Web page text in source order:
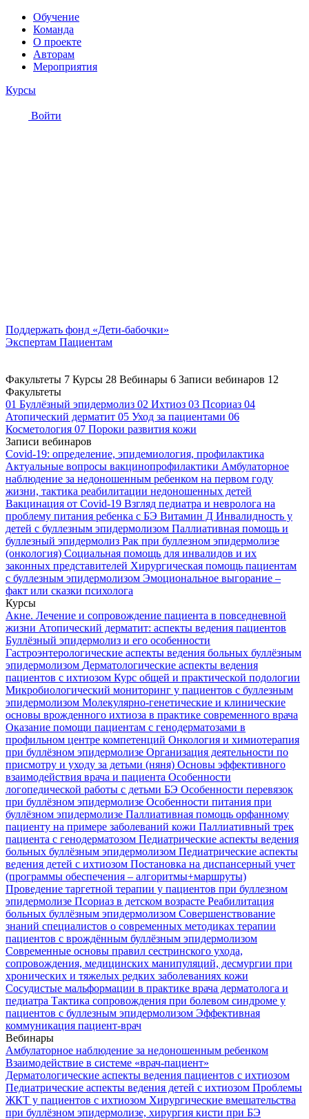
Обучение
Команда
О проекте
Авторам
Мероприятия
Курсы
Войти
Поддержать фонд «Дети-бабочки»
Экспертам Пациентам
Факультеты 7 Курсы 28 Вебинары 6 Записи вебинаров 12
Факультеты
01 Буллёзный эпидермолиз 02 Ихтиоз 03 Псориаз 04
Атопический дерматит 05 Уход за пациентами 06
Косметология 07 Пороки развития кожи
Записи вебинаров
Covid-19: определение, эпидемиология, профилактика
Актуальные вопросы вакцинопрофилактики Амбулаторное
наблюдение за недоношенным ребенком на первом году
жизни, тактика реабилитации недоношенных детей
Вакцинация от Covid-19 Взгляд педиатра и невролога на
проблему питания ребенка с БЭ Витамин Д Инвалидность у
детей с буллезным эпидермолизом Паллиативная помощь и
буллезный эпидермолиз Рак при буллезном эпидермолизе
(онкология) Социальная помощь для инвалидов и их
законных представителей Хирургическая помощь пациентам
с буллезным эпидермолизом Эмоциональное выгорание –
факт или сказки психолога
Курсы
Акне. Лечение и сопровождение пациента в повседневной
жизни Атопический дерматит: аспекты ведения пациентов
Буллёзный эпидермолиз и его особенности
Гастроэнтерологические аспекты ведения больных буллёзным
эпидермолизом Дерматологические аспекты ведения
пациентов с ихтиозом Курс общей и практической подологии
Микробиологический мониторинг у пациентов с буллезным
эпидермолизом Молекулярно-генетические и клинические
основы врожденного ихтиоза в практике современного врача
Оказание помощи пациентам с генодерматозами в
профильном центре компетенций Онкология и химиотерапия
при буллёзном эпидермолизе Организация деятельности по
присмотру и уходу за детьми (няня) Основы эффективного
взаимодействия врача и пациента Особенности
логопедической работы с детьми БЭ Особенности перевязок
при буллёзном эпидермолизе Особенности питания при
буллёзном эпидермолизе Паллиативная помощь орфанному
пациенту на примере заболеваний кожи Паллиативный трек
пациента с генодерматозом Педиатрические аспекты ведения
больных буллёзным эпидермолизом Педиатрические аспекты
ведения детей с ихтиозом Постановка на диспансерный учет
(программы обеспечения – алгоритмы+маршруты)
Проведение таргетной терапии у пациентов при буллезном
эпидермолизе Псориаз в детском возрасте Реабилитация
больных буллёзным эпидермолизом Совершенствование
знаний специалистов о современных методиках терапии
пациентов с врождённым буллёзным эпидермолизом
Современные основы правил сестринского ухода,
сопровождения, медицинских манипуляций, десмургии при
хронических и тяжелых редких заболеваниях кожи
Сосудистые мальформации в практике врача дерматолога и
педиатра Тактика сопровождения при болевом синдроме у
пациентов с буллезным эпидермолизом Эффективная
коммуникация пациент-врач
Вебинары
Амбулаторное наблюдение за недоношенным ребенком
Взаимодействие в системе «врач-пациент»
Дерматологические аспекты ведения пациентов с ихтиозом
Педиатрические аспекты ведения детей с ихтиозом Проблемы
ЖКТ у пациентов с ихтиозом Хирургические вмешательства
при буллёзном эпидермолизе, хирургия кисти при БЭ